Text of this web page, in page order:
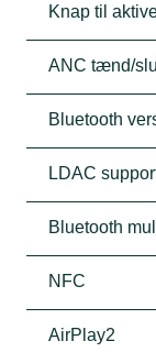
Knap til
ANC tænd/
Bluetooth
LDAC
Bluetooth
NFC
AirPlay2